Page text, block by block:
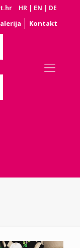
HR | EN | DE
Kontakt